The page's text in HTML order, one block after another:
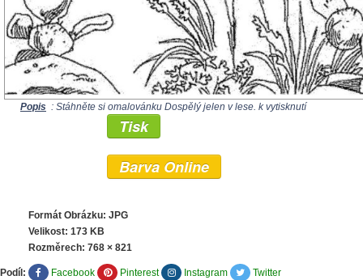
Popis : Stáhněte si omalovánku Dospělý jelen v lese. k vytisknutí
Tisk
Barva Online
Formát Obrázku: JPG
Velikost: 173 KB
Rozměrech: 768 × 821
Podíl: Facebook Pinterest Instagram Twitter